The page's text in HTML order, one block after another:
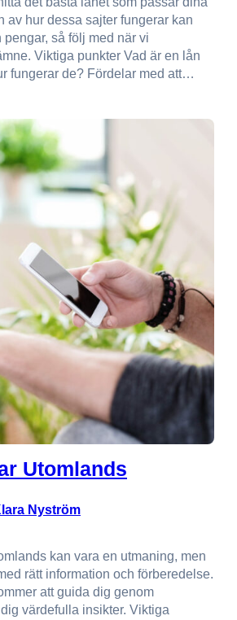
av hur dessa sajter fungerar kan
så följ med när vi
Viktiga punkter Vad är en lån
fungerar de? Fördelar med att…
Utomlands
Nyström
kan vara en utmaning, men
rätt information och förberedelse.
att guida dig genom
värdefulla insikter. Viktiga